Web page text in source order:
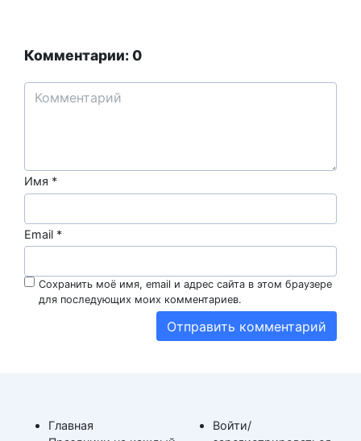
Комментарии: 0
Имя *
Email *
Сохранить моё имя, email и адрес сайта в этом браузере
для последующих моих комментариев.
Главная
Войти/